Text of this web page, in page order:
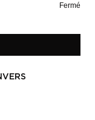
Fermé